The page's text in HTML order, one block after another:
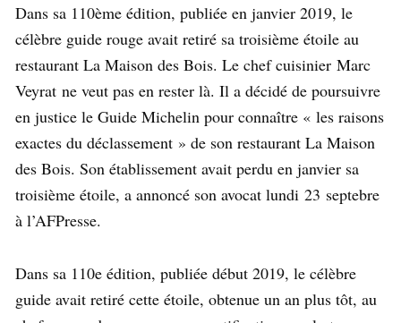
Dans sa 110ème édition, publiée en janvier 2019, le
célèbre guide rouge avait retiré sa troisième étoile au
restaurant La Maison des Bois. Le chef cuisinier Marc
Veyrat ne veut pas en rester là. Il a décidé de poursuivre
en justice le Guide Michelin pour connaître « les raisons
exactes du déclassement » de son restaurant La Maison
des Bois. Son établissement avait perdu en janvier sa
troisième étoile, a annoncé son avocat lundi 23 septebre
à l’AFPresse.
Dans sa 110e édition, publiée début 2019, le célèbre
guide avait retiré cette étoile, obtenue un an plus tôt, au